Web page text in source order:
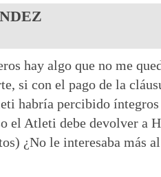
hay algo que no me
si con el pago de la
habría percibido
el Atleti debe devolver a
¿No le interesaba más